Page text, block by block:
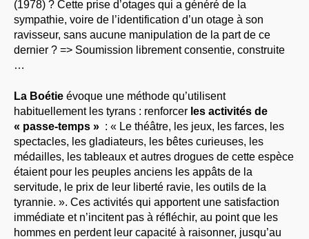
(1978) ? Cette prise d’otages qui a généré de la
sympathie, voire de l’identification d’un otage à son
ravisseur, sans aucune manipulation de la part de ce
dernier ? => Soumission librement consentie, construite
…
La Boétie évoque une méthode qu’utilisent
habituellement les tyrans : renforcer les activités de
« passe-temps » : « Le théâtre, les jeux, les farces, les
spectacles, les gladiateurs, les bêtes curieuses, les
médailles, les tableaux et autres drogues de cette espèce
étaient pour les peuples anciens les appâts de la
servitude, le prix de leur liberté ravie, les outils de la
tyrannie. ». Ces activités qui apportent une satisfaction
immédiate et n’incitent pas à réfléchir, au point que les
hommes en perdent leur capacité à raisonner, jusqu’au